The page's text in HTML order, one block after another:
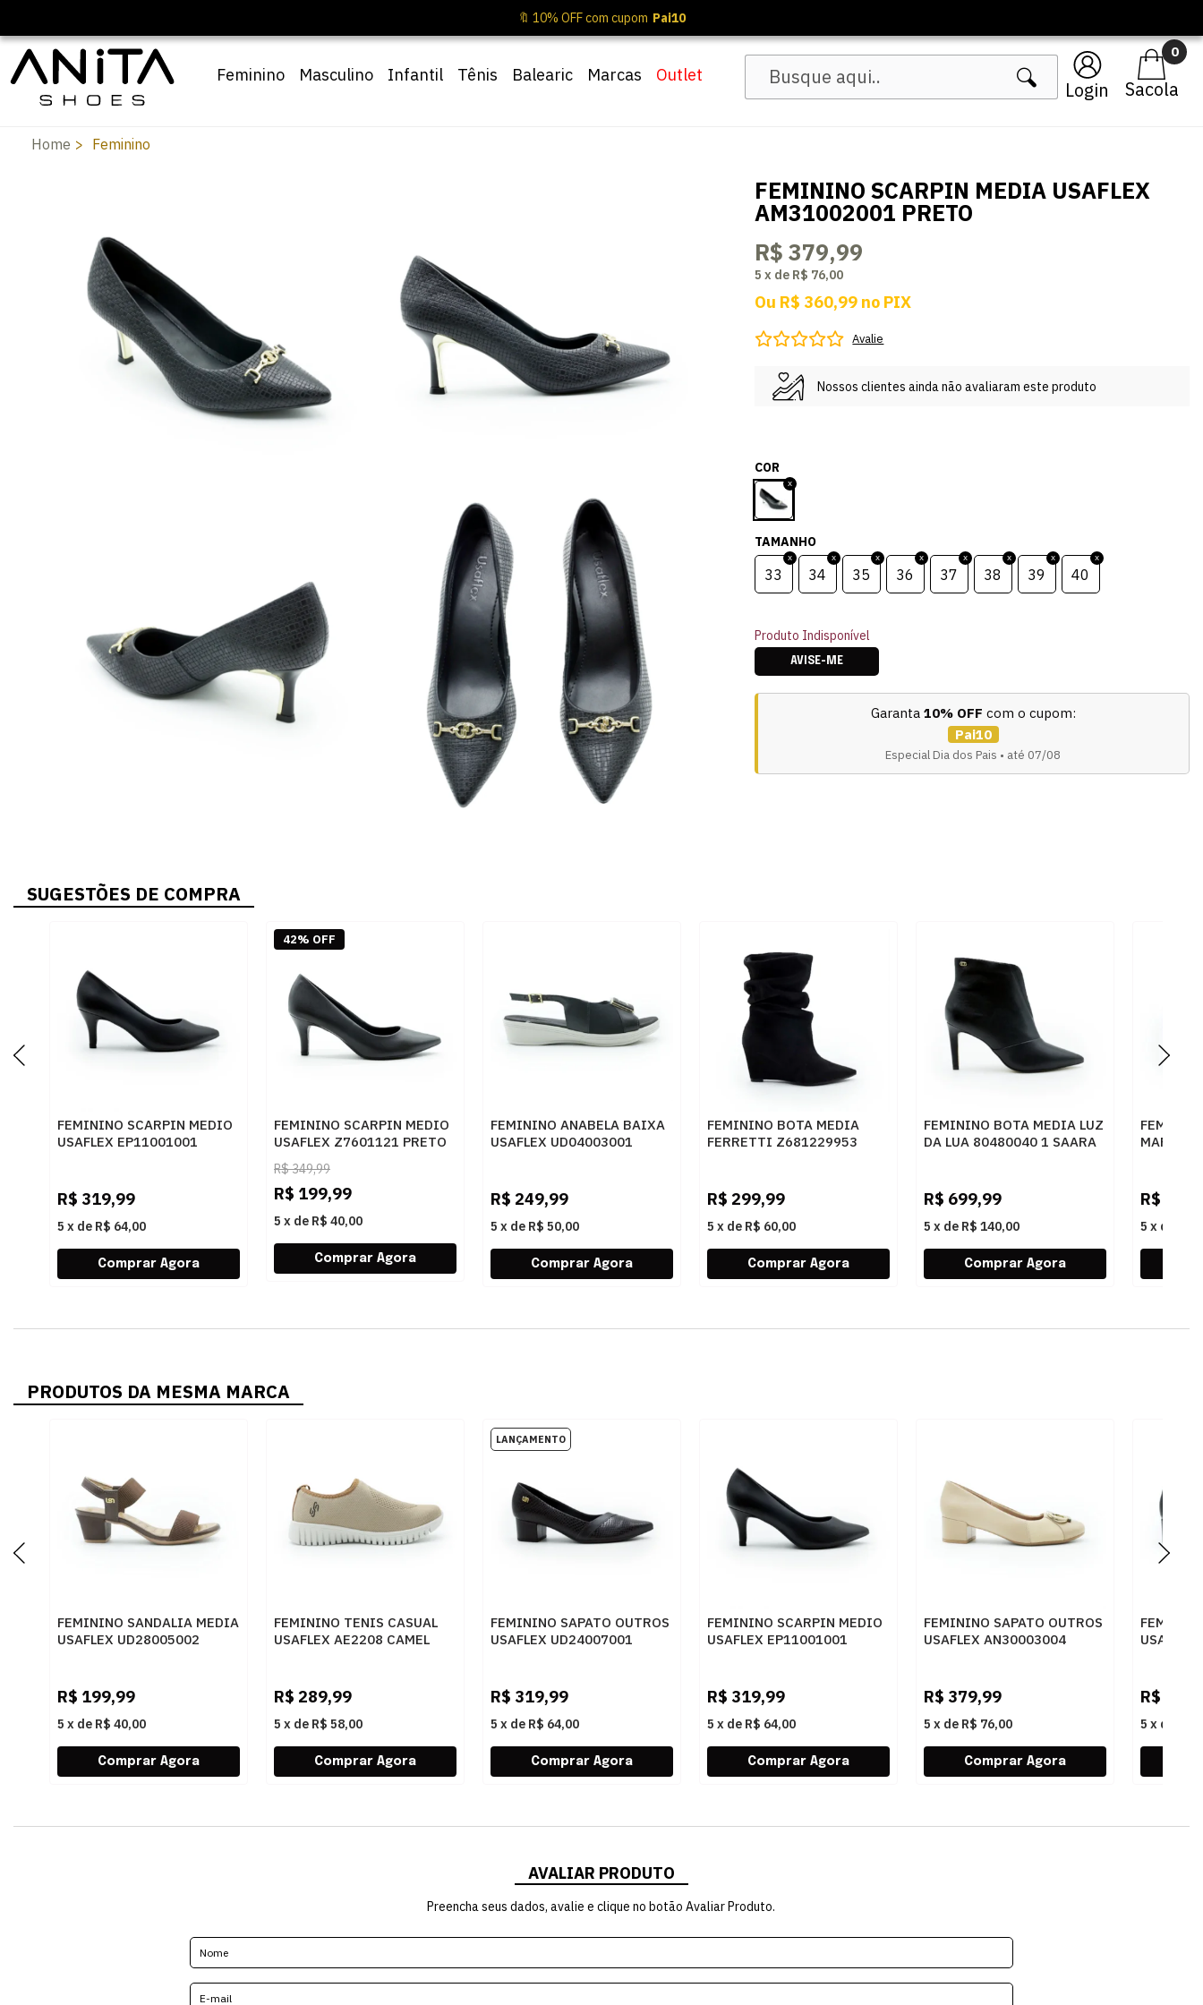
Login
0
Feminino Masculino Infantil Tênis Balearic Marcas Outlet
🔖 10% OFF com cupom Pai10
Home Feminino
FEMININO SCARPIN MEDIA USAFLEX
AM31002001 PRETO
R$ 379,99
5 x de R$ 76,00
Ou R$ 360,99 no PIX
Avalie
Nossos clientes ainda não avaliaram este produto
COR
TAMANHO
33 34 35 36 37 38 39 40
Produto Indisponível
AVISE-ME
Garanta 10% OFF com o cupom:
Pai10
Especial Dia dos Pais • até 07/08
SUGESTÕES DE COMPRA
FEMININO SCARPIN MEDIO
USAFLEX EP11001001
R$ 319,99
5 x de R$ 64,00
FEMININO SCARPIN MEDIO
USAFLEX Z7601121 PRETO
R$349,99
R$ 199,99
5 x de R$ 40,00
42% OFF
FEMININO ANABELA BAIXA
USAFLEX UD04003001
R$ 249,99
5 x de R$ 50,00
FEMININO BOTA MEDIA
FERRETTI Z681229953
R$ 299,99
5 x de R$ 60,00
FEMININO BOTA MEDIA LUZ
DA LUA 80480040 1 SAARA
R$ 699,99
5 x de R$ 140,00
MARTE
R$
5 x de
PRODUTOS DA MESMA MARCA
FEMININO SANDALIA MEDIA
USAFLEX UD28005002
R$ 199,99
5 x de R$ 40,00
FEMININO TENIS CASUAL
USAFLEX AE2208 CAMEL
R$ 289,99
5 x de R$ 58,00
FEMININO SAPATO OUTROS
USAFLEX UD24007001
R$ 319,99
5 x de R$ 64,00
FEMININO SCARPIN MEDIO
USAFLEX EP11001001
R$ 319,99
5 x de R$ 64,00
FEMININO SAPATO OUTROS
USAFLEX AN30003004
R$ 379,99
5 x de R$ 76,00
R$
5 x de
AVALIAR PRODUTO
Preencha seus dados, avalie e clique no botão Avaliar Produto.